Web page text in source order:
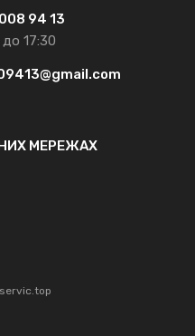
94 13
17:30
МЕРЕЖАХ
servic.top